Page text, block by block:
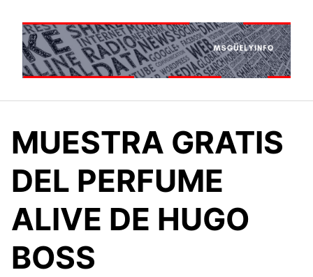
contenido
MUESTRA GRATIS
DEL PERFUME
ALIVE DE HUGO
BOSS